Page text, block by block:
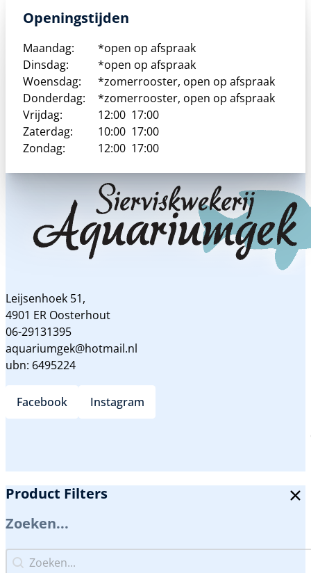
Leijsenhoek 51,
4901 ER Oosterhout
06-29131395
aquariumgek@hotmail.nl
ubn: 6495224
Facebook Instagram
Openingstijden
Maandag:
*open op afspraak
Dinsdag:
*open op afspraak
Woensdag:
*zomerrooster, open op afspraak
Donderdag:
*zomerrooster, open op afspraak
Vrijdag:
12:00 17:00
Zaterdag:
10:00 17:00
Zondag:
12:00 17:00
Product Filters
Zoeken...
Zoeken...
Zoeken...